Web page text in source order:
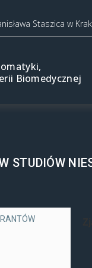
Staszica w
Biomedycznej
STUDIÓW